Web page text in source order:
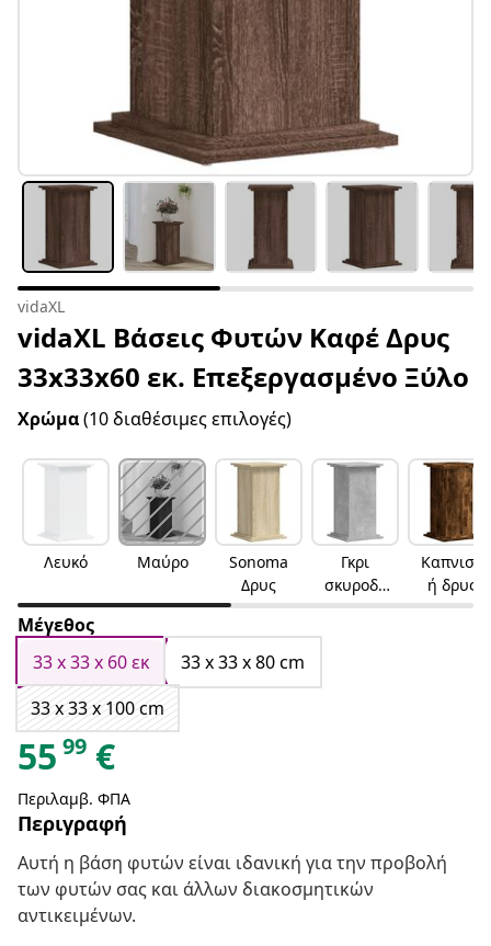
vidaXL
vidaXL Βάσεις Φυτών Καφέ Δρυς
33x33x60 εκ. Επεξεργασμένο Ξύλο
Χρώμα(10 διαθέσιμες επιλογές)
Λευκό Μαύρο
Sonoma
Δρυς
Γκρι
σκυροδέ
ματος
Καπνιστ
ή δρυς
Μέγεθος
33 x 33 x 60 εκ
33 x 33 x 80 cm
33 x 33 x 100 cm
55 99 €
Περιλαμβ. ΦΠΑ
Περιγραφή
Αυτή η βάση φυτών είναι ιδανική για την προβολή
των φυτών σας και άλλων διακοσμητικών
αντικειμένων.